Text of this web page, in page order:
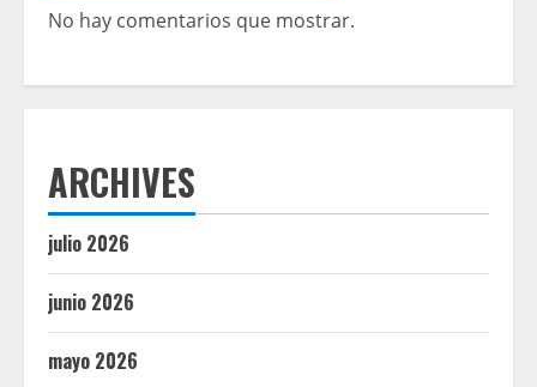
No hay comentarios que mostrar.
ARCHIVES
julio 2026
junio 2026
mayo 2026